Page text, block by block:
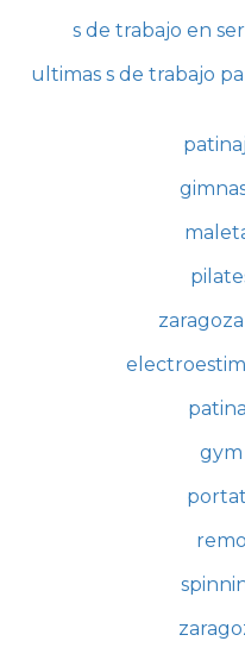
s de trabajo en
ultimas s de trabajo
gym